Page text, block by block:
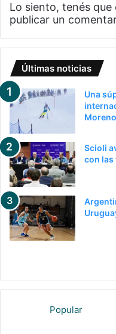
Lo siento, tenés que
publicar un
Últimas noticias
Una
Moreno
Scioli
con las
Popular